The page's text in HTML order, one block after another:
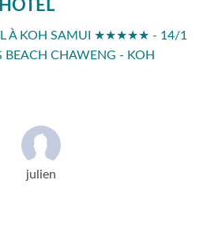
À KOH SAMUI ★★★★★ - 14/1
CHAWENG - KOH
julien